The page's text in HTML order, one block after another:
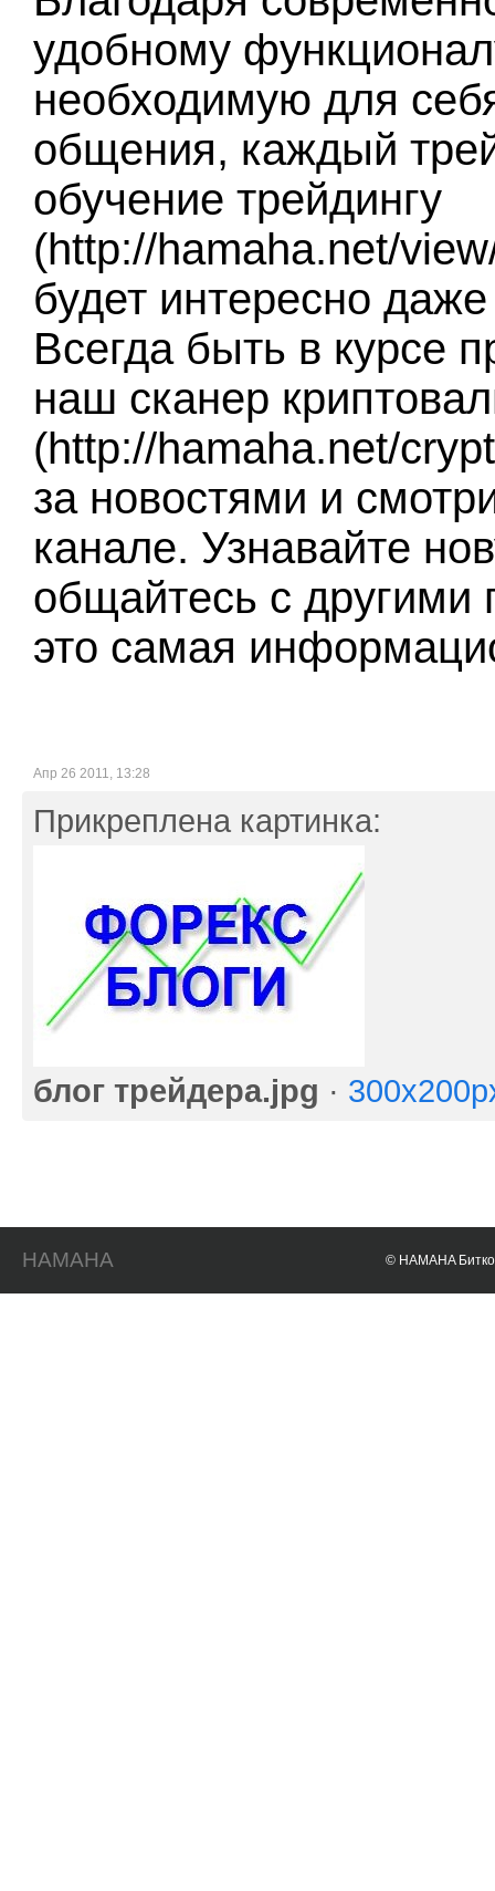
удобному
необходимую для
общения, каждый
обучение трейдингу
(http://hamaha.net/
будет интересно
Всегда быть в курсе
наш сканер
(http://hamaha.net/
за новостями и
канале. Узнавайте
общайтесь с другими
это самая
Апр 26 2011, 13:28
Прикреплена картинка:
блог трейдера.jpg ·
HAMAHA © HAMAHA